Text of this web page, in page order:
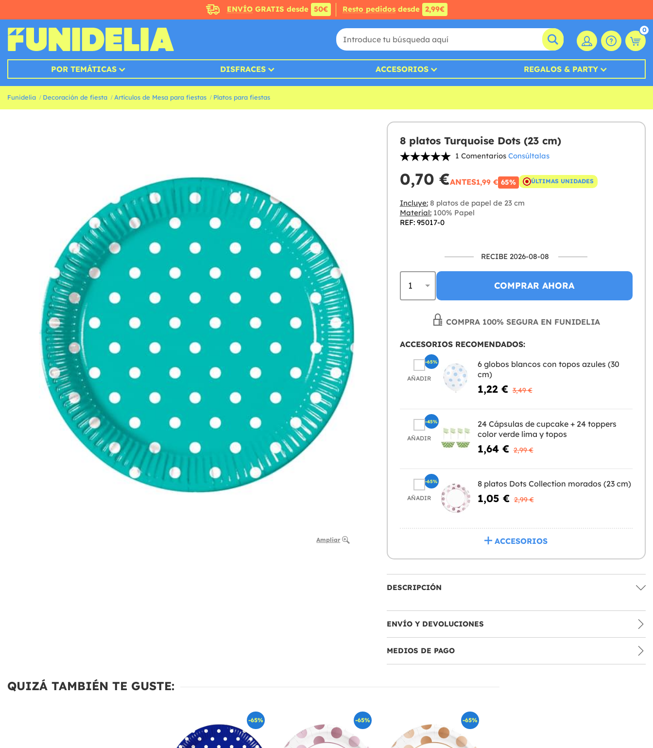
ENVÍOGRATIS desde 50€ Resto pedidosdesde 2,99€
0
POR TEMÁTICAS DISFRACES ACCESORIOS REGALOS & PARTY
Funidelia Decoración de fiesta Artículos de Mesa para fiestas Platos para fiestas
Ampliar
8 platos Turquoise Dots (23 cm)
1 Comentarios Consúltalas
0,70 €ANTES1,99 € 65% ÚLTIMAS UNIDADES
Incluye:8 platos de papel de 23 cm
Material:100% Papel
REF: 95017-0
RECIBE 2026-08-08
COMPRAR AHORA
COMPRA 100% SEGURA EN FUNIDELIA
ACCESORIOS RECOMENDADOS:
AÑADIR
6 globos blancos con topos azules (30
cm)
1,22 € 3,49 €
-65%
AÑADIR
24 Cápsulas de cupcake + 24 toppers
color verde lima y topos
1,64 € 2,99 €
-45%
AÑADIR
8 platos Dots Collection morados (23 cm)
1,05 € 2,99 €
-65%
ACCESORIOS
DESCRIPCIÓN
ENVÍO Y DEVOLUCIONES
MEDIOS DE PAGO
QUIZÁ TAMBIÉN TE GUSTE:
-65% -65% -65%